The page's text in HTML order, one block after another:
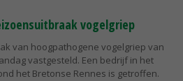
vogelgriep
van hoogpathogene vogelgriep van
vastgesteld. Een bedrijf in het
het Bretonse Rennes is getroffen.